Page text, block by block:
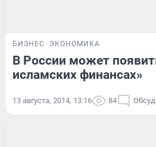
БИЗНЕС ЭКОНОМИКА
В России может
исламских финансах»
13 августа, 2014, 13:16 84